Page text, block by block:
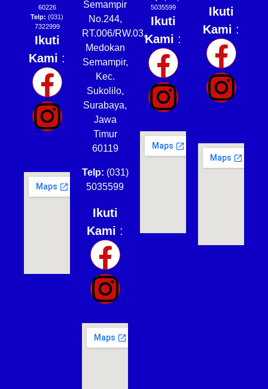
60226
Telp: (031)
7322999
Ikuti
Kami :
Semampir
No.244,
RT.006/RW.03,
Medokan
Semampir,
Kec.
Sukolilo,
Surabaya,
Jawa
Timur
60119
Telp: (031)
5035599
Ikuti
Kami :
5035599
Ikuti
Kami :
Ikuti
Kami :